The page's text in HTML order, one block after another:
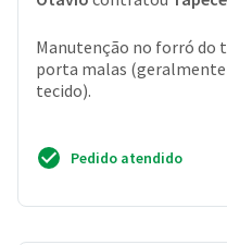
Manutenção no forró do
porta malas
tecido).
Pedido atendido